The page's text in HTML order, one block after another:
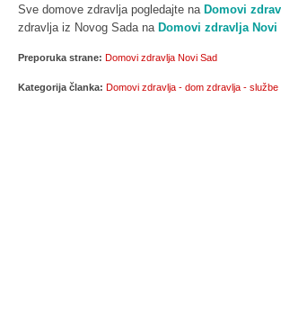
Sve domove zdravlja pogledajte na Domovi
zdravlja iz Novog Sada na Domovi zdravlja Novi
Preporuka strane: Domovi zdravlja Novi Sad
Kategorija članka: Domovi zdravlja - dom zdravlja - službe